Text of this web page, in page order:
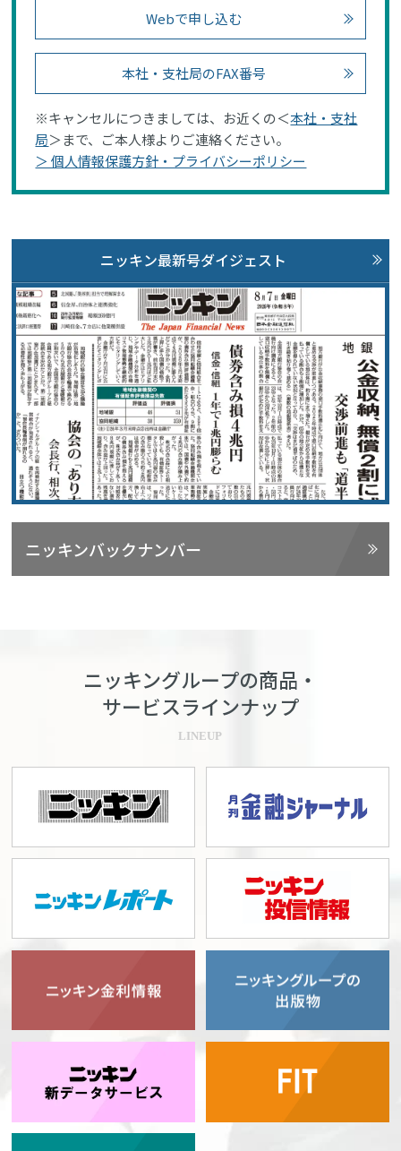
Webで申し込む
本社・支社局のFAX番号
※キャンセルにつきましては、お近くの＜本社・支社
局＞まで、ご本人様よりご連絡ください。
＞ 個人情報保護方針・プライバシーポリシー
ニッキン最新号ダイジェスト
ニッキンバックナンバー
ニッキングループの商品・
サービスラインナップ
LINEUP